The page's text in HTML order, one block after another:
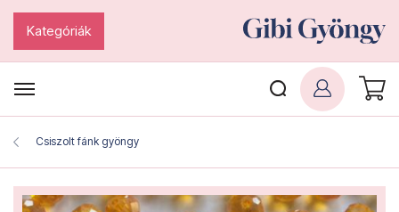
Kategóriák
Csiszolt fánk gyöngy